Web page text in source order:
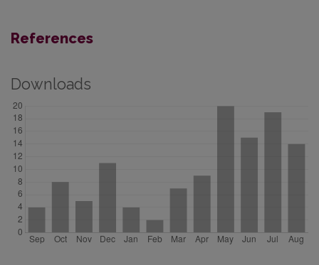
References
Downloads